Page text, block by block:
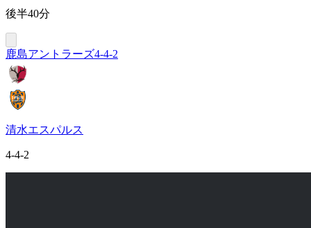
後半40分
鹿島アントラーズ4-4-2
清水エスパルス
4-4-2